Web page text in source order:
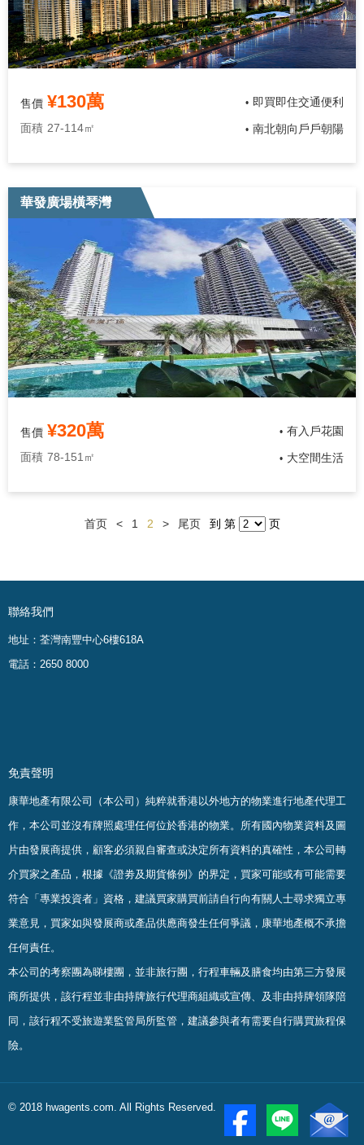
售價 ¥130萬
面積 27-114㎡
• 即買即住交通便利
• 南北朝向戶戶朝陽
華發廣場橫琴灣
售價 ¥320萬
面積 78-151㎡
• 有入戶花園
• 大空間生活
首页 < 1 2 > 尾页 到 第 页
聯絡我們
地址：荃灣南豐中心6樓618A
電話：2650 8000
免責聲明
康華地產有限公司（本公司）純粹就香港以外地方的物業進行地產代理工
作，本公司並沒有牌照處理任何位於香港的物業。 所有國內物業資料及圖
片由發展商提供，顧客必須親自審查或決定所有資料的真確性 ， 本公司轉
介買家之產品，根據《證劵及期貨條例》的界定，買家可能或有可能需要
符合「專業投資者」資格，建議買家購買前請自行向有關人士尋求獨立專
業意見，買家如與發展商或產品供應商發生任何爭議，康華地產概不承擔
任何責任。
本公司的考察團為睇樓團，並非旅行團，行程車輛及膳食均由第三方發展
商所提供，該行程並非由持牌旅行代理商組織或宣傳、及非由持牌領隊陪
同，該行程不受旅遊業監管局所監管，建議參與者有需要自行購買旅程保
險。
© 2018 hwagents.com. All Rights Reserved.